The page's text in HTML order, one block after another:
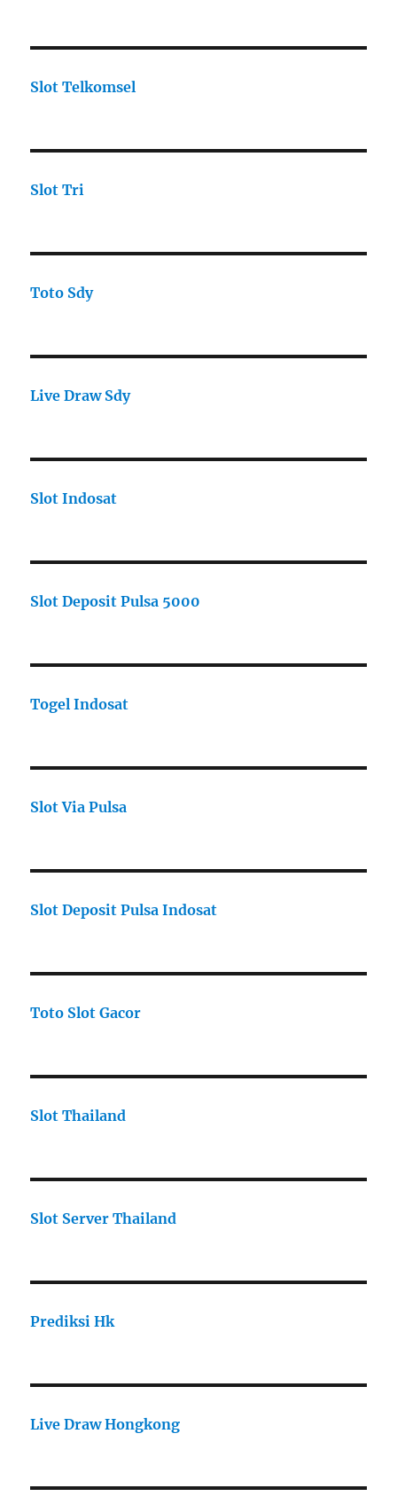
Slot Telkomsel
Slot Tri
Toto Sdy
Live Draw Sdy
Slot Indosat
Slot Deposit Pulsa 5000
Togel Indosat
Slot Via Pulsa
Slot Deposit Pulsa Indosat
Toto Slot Gacor
Slot Thailand
Slot Server Thailand
Prediksi Hk
Live Draw Hongkong